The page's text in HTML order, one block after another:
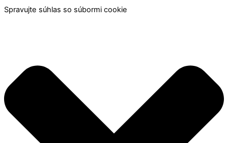
Spravujte súhlas so súbormi cookie